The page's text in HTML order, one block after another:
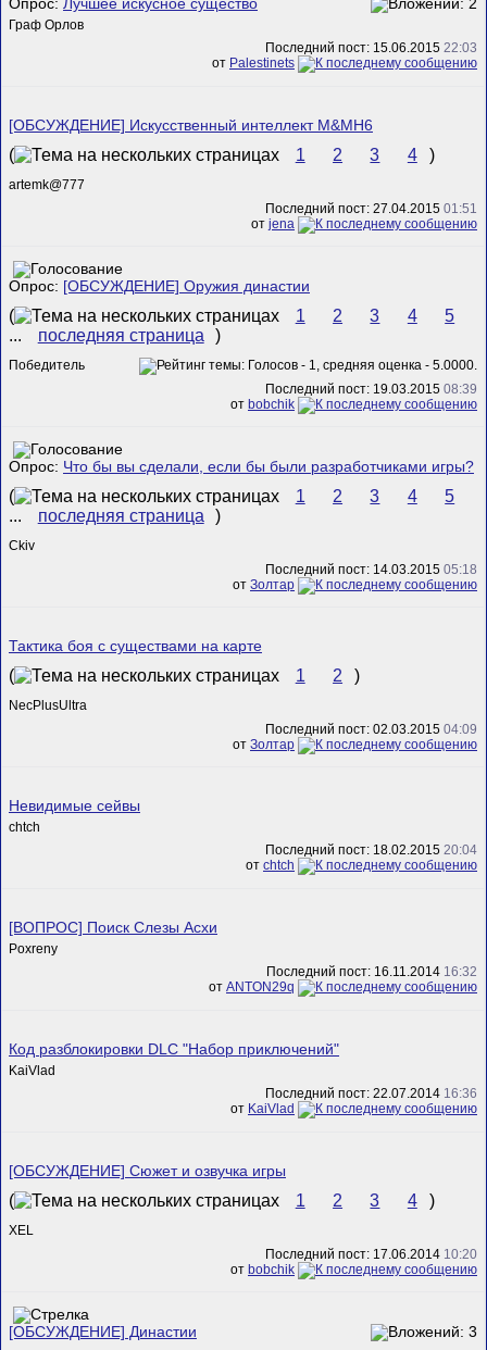
Опрос: Лучшее искусное существо
Граф Орлов
Последний пост: 15.06.2015 22:03
от Palestinets
[ОБСУЖДЕНИЕ] Искусственный интеллект M&MH6
( 1 2 3 4 )
artemk@777
Последний пост: 27.04.2015 01:51
от jena
Опрос: [ОБСУЖДЕНИЕ] Оружия династии
( 1 2 3 4
5
...
последняя страница )
Победитель
Последний пост: 19.03.2015 08:39
от bobchik
Опрос: Что бы вы сделали, если бы были разработчиками игры?
( 1 2 3 4
5
...
последняя страница )
Ckiv
Последний пост: 14.03.2015 05:18
от Золтар
Тактика боя с существами на карте
( 1 2 )
NecPlusUltra
Последний пост: 02.03.2015 04:09
от Золтар
Невидимые сейвы
chtch
Последний пост: 18.02.2015 20:04
от chtch
[ВОПРОС] Поиск Слезы Асхи
Poxreny
Последний пост: 16.11.2014 16:32
от ANTON29q
Код разблокировки DLC "Набор приключений"
KaiVlad
Последний пост: 22.07.2014 16:36
от KaiVlad
[ОБСУЖДЕНИЕ] Сюжет и озвучка игры
( 1 2 3 4 )
XEL
Последний пост: 17.06.2014 10:20
от bobchik
[ОБСУЖДЕНИЕ] Династии